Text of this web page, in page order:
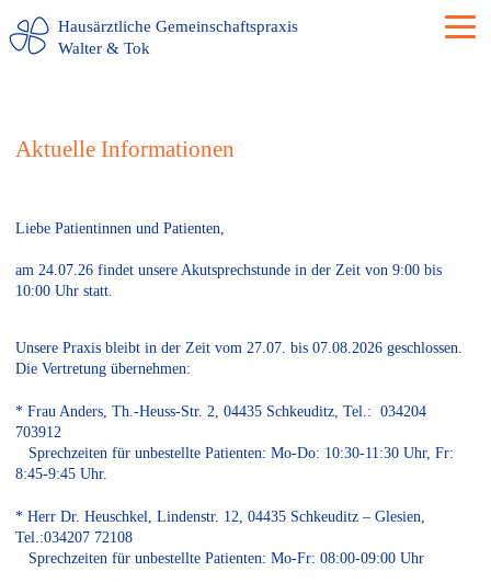
Hausärztliche Gemeinschaftspraxis
Walter & Tok
Aktuelle Informationen
Liebe Patientinnen und Patienten,
am 24.07.26 findet unsere Akutsprechstunde in der Zeit von 9:00 bis
10:00 Uhr statt.
Unsere Praxis bleibt in der Zeit vom 27.07. bis 07.08.2026 geschlossen.
Die Vertretung übernehmen:
* Frau Anders, Th.-Heuss-Str. 2, 04435 Schkeuditz, Tel.: 034204
703912
Sprechzeiten für unbestellte Patienten: Mo-Do: 10:30-11:30 Uhr, Fr:
8:45-9:45 Uhr.
* Herr Dr. Heuschkel, Lindenstr. 12, 04435 Schkeuditz – Glesien,
Tel.:034207 72108
Sprechzeiten für unbestellte Patienten: Mo-Fr: 08:00-09:00 Uhr